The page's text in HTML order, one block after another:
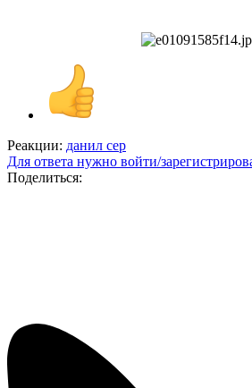
Реакции: данил сер
Для ответа нужно войти/
Поделиться: